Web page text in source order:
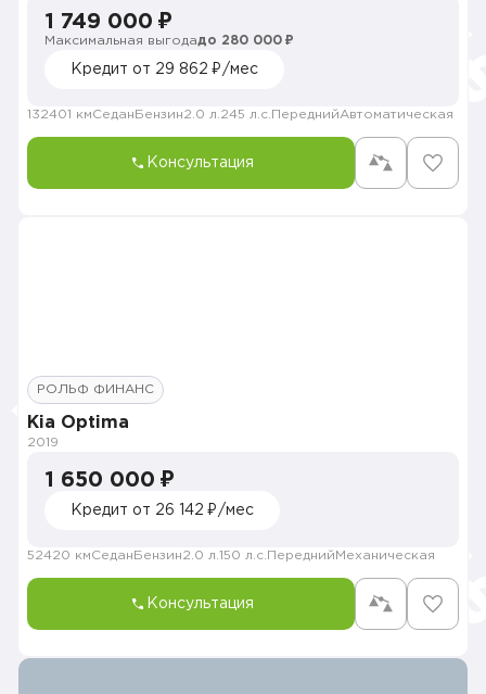
1 749 000 ₽
Максимальная выгодадо 280 000 ₽
Кредит от 29 862 ₽/мес
132401 кмСедан Бензин2.0 л. 245 л.с. ПереднийАвтоматическая
Консультация
РОЛЬФ ФИНАНС
Kia Optima
2019
1 650 000 ₽
Кредит от 26 142 ₽/мес
52420 кмСедан Бензин2.0 л. 150 л.с. Передний Механическая
Консультация